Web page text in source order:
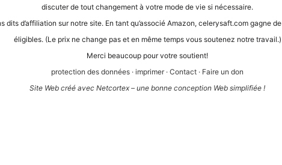
dis­cu­ter de tout chan­ge­ment à vot­re mode de vie si nécessaire.
dits d’af­fi­lia­ti­on sur not­re site. En tant qu’as­so­cié Ama­zon, cele​ry​saft​.com gagne
éli­gi­bles. (Le prix ne chan­ge pas et en même temps vous sou­te­n­ez not­re travail.)
Mer­ci beau­coup pour vot­re soutient!
pro­tec­tion des don­nées · impri­mer· Cont­act · Fai­re un don
Site Web créé avec Net­cortex – une bon­ne con­cep­ti­on Web simplifiée !